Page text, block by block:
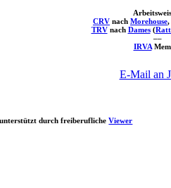
CRV nach Morehouse,
TRVnach Dames(
––
IRVA
E-Mail an
unterstützt durch freiberuflicheViewer